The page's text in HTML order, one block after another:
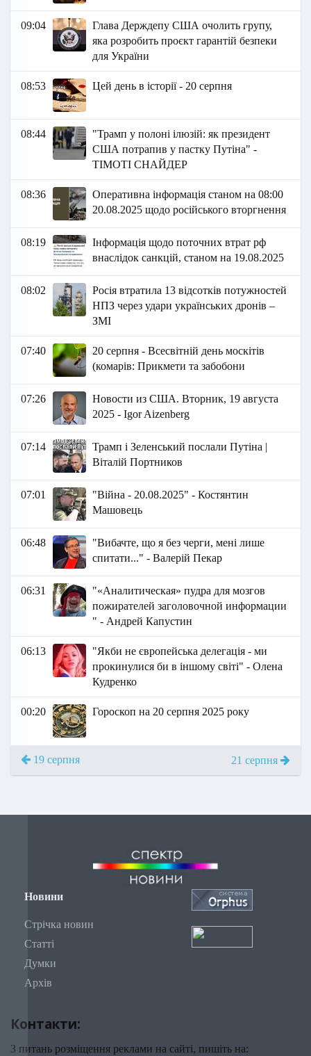
09:04
Глава Держдепу США очолить групу,
яка розробить проєкт гарантій безпеки
для України
08:53 Цей день в історії - 20 серпня
08:44
"Трамп у полоні ілюзій: як президент
США потрапив у пастку Путіна" -
ТІМОТІ СНАЙДЕР
08:36
Оперативна інформація станом на 08:00
20.08.2025 щодо російського вторгнення
08:19
Інформація щодо поточних втрат рф
внаслідок санкцій, станом на 19.08.2025
08:02
Росія втратила 13 відсотків потужностей
НПЗ через удари українських дронів –
ЗМІ
07:40
20 серпня - Всесвітній день москітів
(комарів: Прикмети та забобони
07:26
Новости из США. Вторник, 19 августа
2025 - Igor Aizenberg
07:14
Трамп і Зеленський послали Путіна |
Віталій Портников
07:01
"Війна - 20.08.2025" - Костянтин
Машовець
06:48
"Вибачте, що я без черги, мені лише
спитати..." - Валерій Пекар
06:31
"«Аналитическая» пудра для мозгов
пожирателей заголовочной информации
" - Андрей Капустин
06:13
"Якби не європейська делегація - ми
прокинулися би в іншому світі" - Олена
Кудренко
00:20 Гороскоп на 20 серпня 2025 року
19 серпня 21 серпня
Новини
Стрічка новин
Статті
Думки
Архів
Контакти:
З питань розміщення реклами на сайті, пишіть на: